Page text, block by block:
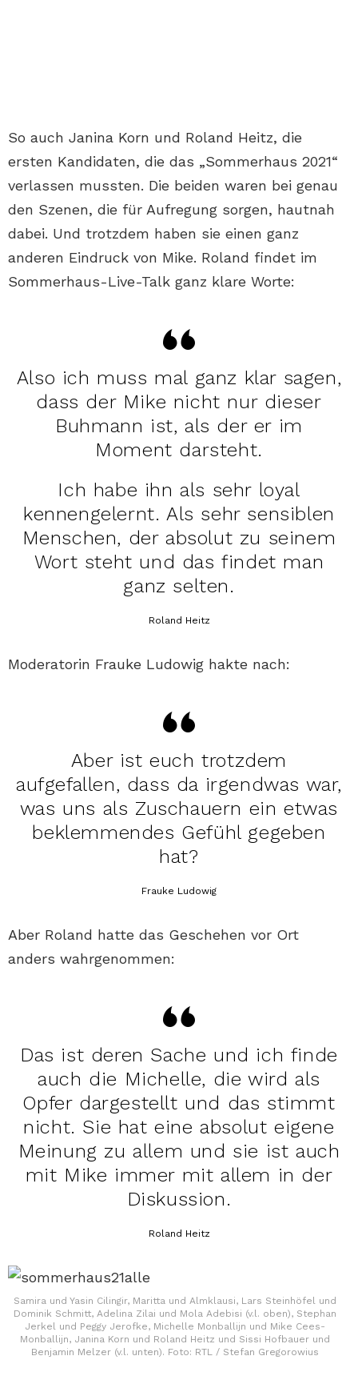
So auch Janina Korn und Roland Heitz, die
ersten Kandidaten, die das „Sommerhaus 2021“
verlassen mussten. Die beiden waren bei genau
den Szenen, die für Aufregung sorgen, hautnah
dabei. Und trotzdem haben sie einen ganz
anderen Eindruck von Mike. Roland findet im
Sommerhaus-Live-Talk ganz klare Worte:
Also ich muss mal ganz klar sagen,
dass der Mike nicht nur dieser
Buhmann ist, als der er im
Moment darsteht.
Ich habe ihn als sehr loyal
kennengelernt. Als sehr sensiblen
Menschen, der absolut zu seinem
Wort steht und das findet man
ganz selten.
Roland Heitz
Moderatorin Frauke Ludowig hakte nach:
Aber ist euch trotzdem
aufgefallen, dass da irgendwas war,
was uns als Zuschauern ein etwas
beklemmendes Gefühl gegeben
hat?
Frauke Ludowig
Aber Roland hatte das Geschehen vor Ort
anders wahrgenommen:
Das ist deren Sache und ich finde
auch die Michelle, die wird als
Opfer dargestellt und das stimmt
nicht. Sie hat eine absolut eigene
Meinung zu allem und sie ist auch
mit Mike immer mit allem in der
Diskussion.
Roland Heitz
Samira und Yasin Cilingir, Maritta und Almklausi, Lars Steinhöfel und
Dominik Schmitt, Adelina Zilai und Mola Adebisi (v.l. oben), Stephan
Jerkel und Peggy Jerofke, Michelle Monballijn und Mike Cees-
Monballijn, Janina Korn und Roland Heitz und Sissi Hofbauer und
Benjamin Melzer (v.l. unten). Foto: RTL / Stefan Gregorowius